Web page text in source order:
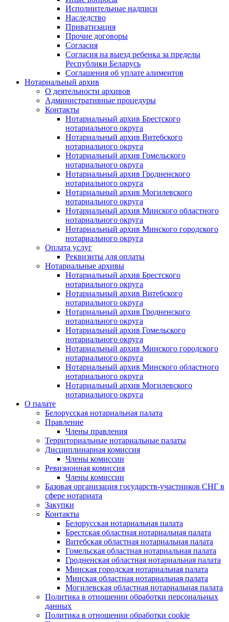
Исполнительные надписи
Наследство
Приватизация
Прочие договоры
Согласия
Согласия на выезд ребенка за пределы
Республики Беларусь
Соглашения об уплате алиментов
Нотариальный архив
О деятельности архивов
Административные процедуры
Контакты
Нотариальный архив Брестского
нотариального округа
Нотариальный архив Витебского
нотариального округа
Нотариальный архив Гомельского
нотариального округа
Нотариальный архив Гродненского
нотариального округа
Нотариальный архив Могилевского
нотариального округа
Нотариальный архив Минского областного
нотариального округа
Нотариальный архив Минского городского
нотариального округа
Оплата услуг
Реквизиты для оплаты
Нотариальные архивы
Нотариальный архив Брестского
нотариального округа
Нотариальный архив Витебского
нотариального округа
Нотариальный архив Гродненского
нотариального округа
Нотариальный архив Гомельского
нотариального округа
Нотариальный архив Минского городского
нотариального округа
Нотариальный архив Минского областного
нотариального округа
Нотариальный архив Могилевского
нотариального округа
О палате
Белорусская нотариальная палата
Правление
Члены правления
Территориальные нотариальные палаты
Дисциплинарная комиссия
Члены комиссии
Ревизионная комиссия
Члены комиссии
Базовая организация государств-участников СНГ в
сфере нотариата
Закупки
Контакты
Белорусская нотариальная палата
Брестская областная нотариальная палата
Витебская областная нотариальная палата
Гомельская областная нотариальная палата
Гродненская областная нотариальная палата
Минская городская нотариальная палата
Минская областная нотариальная палата
Могилевская областная нотариальная палата
Политика в отношении обработки персональных
данных
Политика в отношении обработки cookie